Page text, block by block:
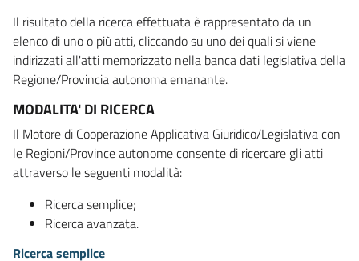
Il risultato della ricerca effettuata è rappresentato da un
elenco di uno o più atti, cliccando su uno dei quali si viene
indirizzati all'atti memorizzato nella banca dati legislativa della
Regione/Provincia autonoma emanante.
MODALITA' DI RICERCA
Il Motore di Cooperazione Applicativa Giuridico/Legislativa con
le Regioni/Province autonome consente di ricercare gli atti
attraverso le seguenti modalità:
Ricerca semplice;
Ricerca avanzata.
Ricerca semplice